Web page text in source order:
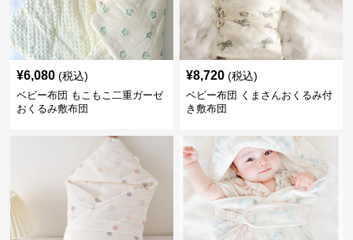
¥6,080 (税込)
ベビー布団 もこもこ二重ガーゼ
おくるみ敷布団
¥8,720 (税込)
ベビー布団 くまさんおくるみ付
き敷布団